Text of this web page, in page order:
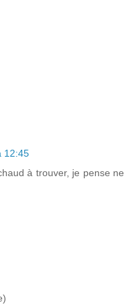
12:45
à trouver, je pense ne